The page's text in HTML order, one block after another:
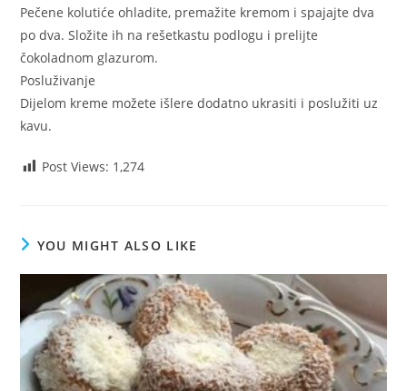
Pečene kolutiće ohladite, premažite kremom i spajajte dva
po dva. Složite ih na rešetkastu podlogu i prelijte
čokoladnom glazurom.
Posluživanje
Dijelom kreme možete išlere dodatno ukrasiti i poslužiti uz
kavu.
Post Views: 1,274
YOU MIGHT ALSO LIKE